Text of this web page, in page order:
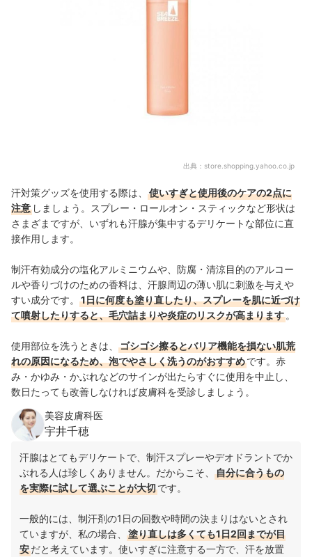
手汗制汗剤のおすすめ人気ランキング
出典： store.shopping.yahoo.co.jp
汗対策グッズを使用する際は、
使いすぎと使用後のケアの2点に
注意 しましょう。スプレー・ロールオン・スティックなど形状は
さまざまですが、いずれも汗腺が集中するデリケートな部位に直
接作用します。
制汗有効成分の塩化アルミニウムや、防腐・清涼目的のアルコー
ルや香りづけのための香料は、汗腺周辺の薄い肌に刺激を与えや
すい成分です。
1日に何度も塗り直したり、スプレーを肌に近づけ
て噴射したりすると、毛穴詰まりや炎症のリスクが高まります 。
使用部位を洗うときは、
ゴシゴシ擦るとバリア機能を損ない肌荒
れの原因になるため、泡でやさしく洗うのがおすすめです。赤
み・かゆみ・かぶれなどのサインが出たらすぐに使用を中止し、
数日たっても改善しなければ皮膚科を受診しましょう。
美容皮膚科医
宇井千穂
汗腺はとてもデリケートで、制汗スプレーやデオドラントでか
ぶれる人は珍しくありません。だからこそ、
自分に合うもの
を実際に試して選ぶことが大切です。
一般的には、制汗剤の1日の回数や時間の決まりはないとされ
ていますが、私の場合、
塗り直しは多くても1日2回までが目
安だと考えています。使いすぎに注意する一方で、汗を放置